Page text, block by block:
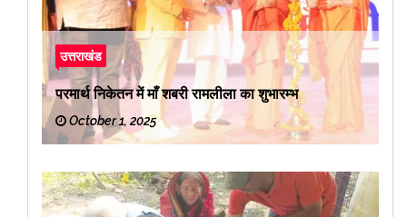
उत्तराखंड
परमार्थ निकेतन में माँ शबरी रामलीला का शुभारम्भ
October 1, 2025